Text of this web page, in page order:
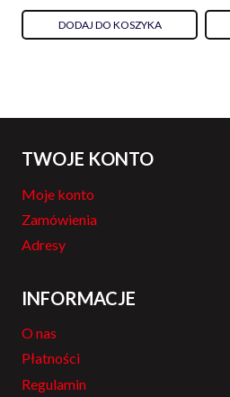
DODAJ DO KOSZYKA
TWOJE KONTO
Moje konto
Zamówienia
Adresy
INFORMACJE
O nas
Płatności
Regulamin